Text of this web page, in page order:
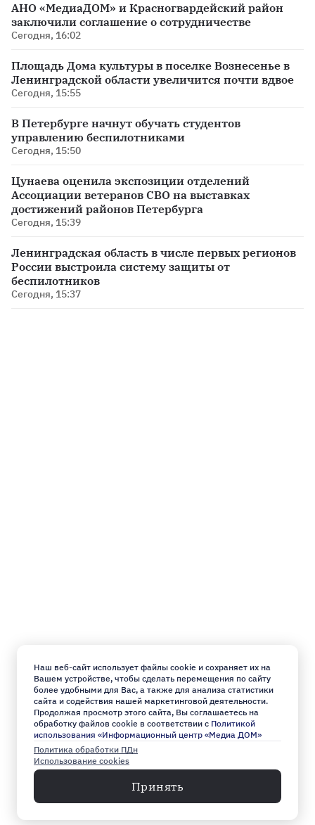
АНО «МедиаДОМ» и Красногвардейский район
заключили соглашение о сотрудничестве
Сегодня, 16:02
Площадь Дома культуры в поселке Вознесенье в
Ленинградской области увеличится почти вдвое
Сегодня, 15:55
В Петербурге начнут обучать студентов
управлению беспилотниками
Сегодня, 15:50
Цунаева оценила экспозиции отделений
Ассоциации ветеранов СВО на выставках
достижений районов Петербурга
Сегодня, 15:39
Ленинградская область в числе первых регионов
России выстроила систему защиты от
беспилотников
Сегодня, 15:37
Наш веб-сайт использует файлы cookie и сохраняет их на
Вашем устройстве, чтобы сделать перемещения по сайту
более удобными для Вас, а также для анализа статистики
сайта и содействия нашей маркетинговой деятельности.
Продолжая просмотр этого сайта, Вы соглашаетесь на
обработку файлов cookie в соответствии с Политикой
использования «Информационный центр «Медиа ДОМ»
Политика обработки ПДн
Использование cookies
Принять